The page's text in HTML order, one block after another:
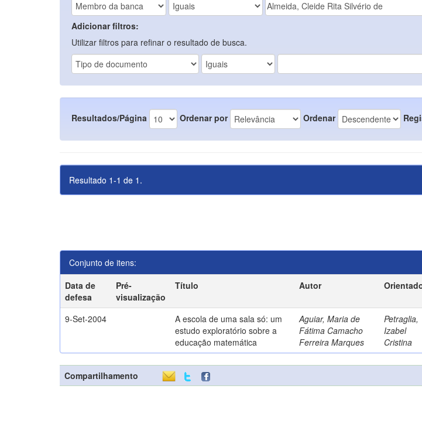
Adicionar filtros:
Utilizar filtros para refinar o resultado de busca.
Resultados/Página Ordenar por Ordenar
Resultado 1-1 de 1.
Conjunto de itens:
Data de
defesa
Pré-
visualização
Título Autor
9-Set-2004
A escola de uma sala só: um
estudo exploratório sobre a
educação matemática
Aguiar, Maria de
Fátima Camacho
Ferreira Marques
Petraglia,
Izabel
Cristina
Compartilhamento